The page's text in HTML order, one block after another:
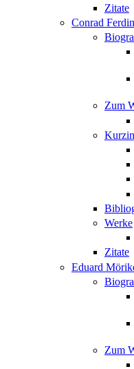
Zitate
Conrad
Zum
Werke
Zitate
Eduard
Zum